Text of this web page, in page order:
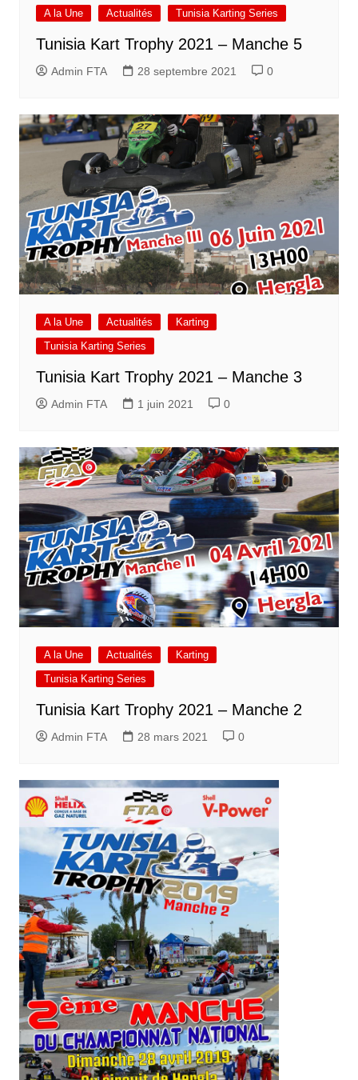
A la Une Actualités Tunisia Karting Series
Tunisia Kart Trophy 2021 – Manche 5
Admin FTA 28 septembre 2021 0
A la Une Actualités
Karting
Tunisia Karting Series
Tunisia Kart Trophy 2021 – Manche 3
Admin FTA 1 juin 2021 0
A la Une Actualités
Karting
Tunisia Karting Series
Tunisia Kart Trophy 2021 – Manche 2
Admin FTA 28 mars 2021 0